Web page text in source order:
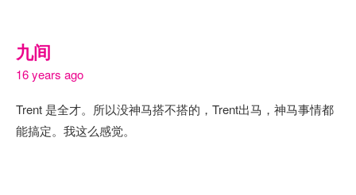
九间
16 years ago
Trent 是全才。所以没神马搭不搭的，Trent出马，神马事情都
能搞定。我这么感觉。